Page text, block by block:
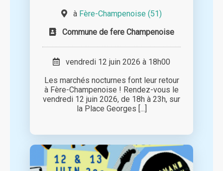
à Fère-Champenoise (51)
Commune de fere Champenoise
vendredi 12 juin 2026 à 18h00
Les marchés nocturnes font leur retour
à Fère-Champenoise ! Rendez-vous le
vendredi 12 juin 2026, de 18h à 23h, sur
la Place Georges [...]